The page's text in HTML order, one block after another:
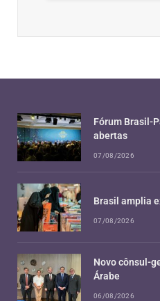
Fórum Brasil-
abertas
07/08/2026
Brasil amplia
07/08/2026
Novo cônsul-
Árabe
06/08/2026